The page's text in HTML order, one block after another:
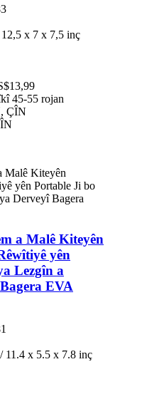
x 7 x 7,5 inç
45-55 rojan
ÇÎN
a Malê Kiteyên
yên
Lezgîn a
EVA
11.4 x 5.5 x 7.8 inç